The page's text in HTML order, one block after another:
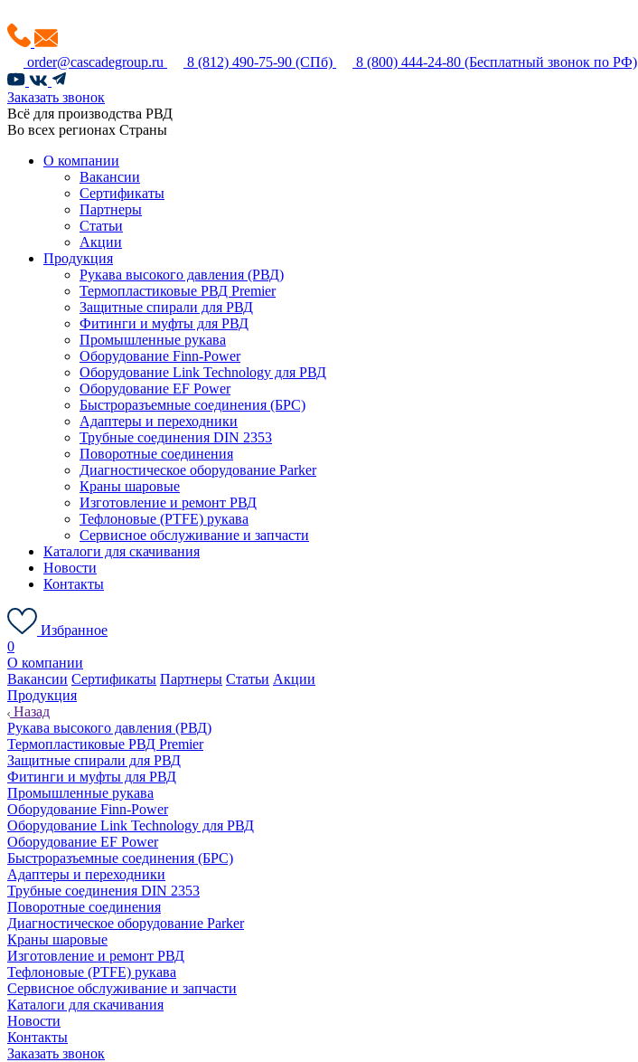
order@cascadegroup.ru 8 (812) 490-75-90 (СПб) 8 (800) 444-24-80 (Бесплатный звонок по РФ)
Заказать звонок
Всё для производства РВД
Во всех регионах Страны
О компании
Вакансии
Сертификаты
Партнеры
Статьи
Акции
Продукция
Рукава высокого давления (РВД)
Термопластиковые РВД Premier
Защитные спирали для РВД
Фитинги и муфты для РВД
Промышленные рукава
Оборудование Finn-Power
Оборудование Link Technology для РВД
Оборудование EF Power
Быстроразъемные соединения (БРС)
Адаптеры и переходники
Трубные соединения DIN 2353
Поворотные соединения
Диагностическое оборудование Parker
Краны шаровые
Изготовление и ремонт РВД
Тефлоновые (PTFE) рукава
Сервисное обслуживание и запчасти
Каталоги для скачивания
Новости
Контакты
Избранное
0
О компании
Вакансии Сертификаты Партнеры Статьи Акции
Продукция
Назад
Рукава высокого давления (РВД)
Термопластиковые РВД Premier
Защитные спирали для РВД
Фитинги и муфты для РВД
Промышленные рукава
Оборудование Finn-Power
Оборудование Link Technology для РВД
Оборудование EF Power
Быстроразъемные соединения (БРС)
Адаптеры и переходники
Трубные соединения DIN 2353
Поворотные соединения
Диагностическое оборудование Parker
Краны шаровые
Изготовление и ремонт РВД
Тефлоновые (PTFE) рукава
Сервисное обслуживание и запчасти
Каталоги для скачивания
Новости
Контакты
Заказать звонок